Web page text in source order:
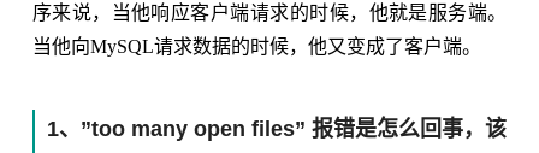
序来说，当他响应客户端请求的时候，他就是服务端。
当他向MySQL请求数据的时候，他又变成了客户端。
1、”too many open files” 报错是怎么回事，该